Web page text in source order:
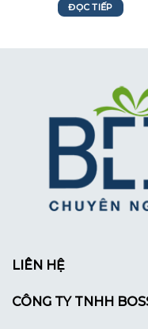
ĐỌC TIẾP
LIÊN HỆ
CÔNG TY TNHH